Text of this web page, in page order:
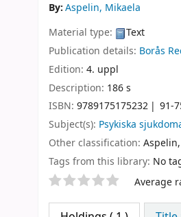
By:Aspelin, Mikaela
Material type:
Text
Publication details: Borås
Edition: 4. uppl
Description: 186 s
ISBN: 9789175175232
91-
Subject(s): Psykiska
Other classification:
Tags from this library: No
Star ratings Average